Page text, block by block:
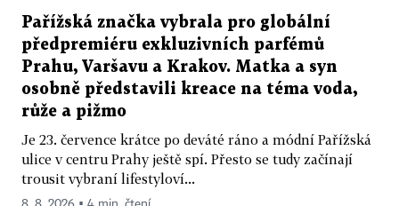
Pařížská značka vybrala pro globální
předpremiéru exkluzivních parfémů
Prahu, Varšavu a Krakov. Matka a syn
osobně představili kreace na téma voda,
růže a pižmo
Je 23. července krátce po deváté ráno a módní Pařížská
ulice v centru Prahy ještě spí. Přesto se tudy začínají
trousit vybraní lifestyloví...